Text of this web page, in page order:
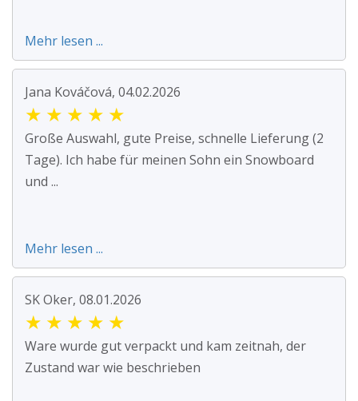
Mehr lesen ...
Jana Kováčová, 04.02.2026
★ ★ ★ ★ ★
Große Auswahl, gute Preise, schnelle Lieferung (2
Tage). Ich habe für meinen Sohn ein Snowboard
und ...
Mehr lesen ...
SK Oker, 08.01.2026
★ ★ ★ ★ ★
Ware wurde gut verpackt und kam zeitnah, der
Zustand war wie beschrieben